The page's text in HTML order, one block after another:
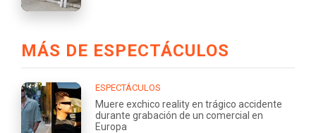
MÁS DE ESPECTÁCULOS
ESPECTÁCULOS
Muere exchico reality en trágico accidente
durante grabación de un comercial en
Europa